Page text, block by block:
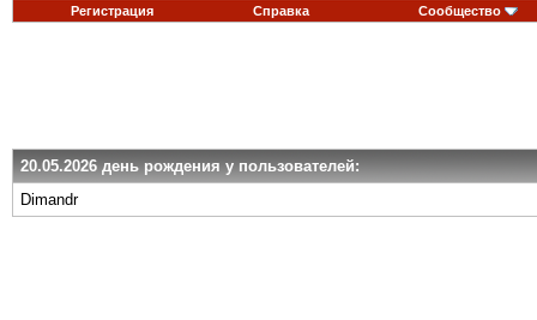
Регистрация Справка Сообщество
20.05.2026 день рождения у пользователей:
Dimandr